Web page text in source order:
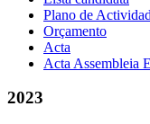
Plano de
Orçamento
Acta
Acta Assembleia
2023